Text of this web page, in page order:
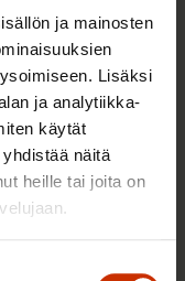
ja mainosten
Lisäksi
ja analytiikka-
käytät
näitä
heille tai joita on